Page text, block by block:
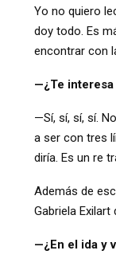
Yo no quiero
doy todo. Es
encontrar con
—¿Te
—Sí, sí, sí, sí.
a ser con tres
diría. Es un re
Además de
Gabriela
—¿En el ida y